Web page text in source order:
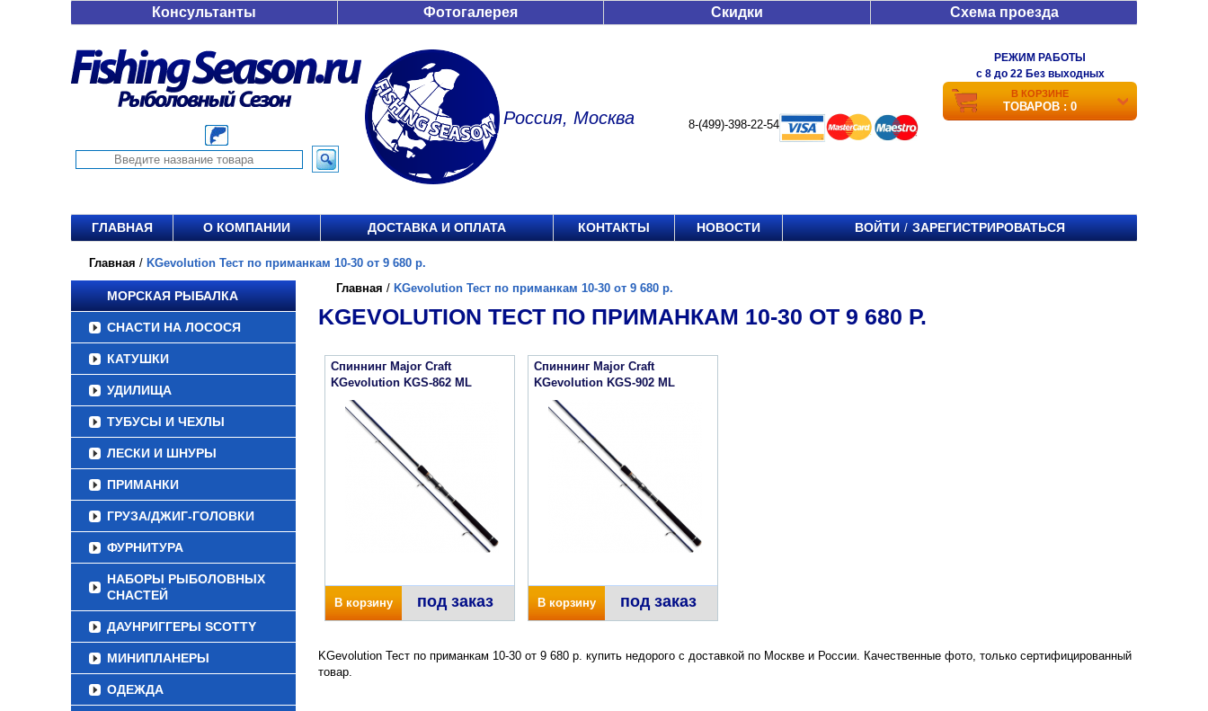
Консультанты Фотогалерея Скидки Схема проезда
Россия, Москва 8-(499)-398-22-54
РЕЖИМ РАБОТЫ
c 8 до 22 Без выходных
В КОРЗИНЕ
ТОВАРОВ : 0
ГЛАВНАЯ О КОМПАНИИ ДОСТАВКА И ОПЛАТА КОНТАКТЫ НОВОСТИ ВОЙТИ / ЗАРЕГИСТРИРОВАТЬСЯ
Главная / KGevolution Тест по приманкам 10-30 от 9 680 р.
МОРСКАЯ РЫБАЛКА
СНАСТИ НА ЛОСОСЯ
КАТУШКИ
УДИЛИЩА
ТУБУСЫ И ЧЕХЛЫ
ЛЕСКИ И ШНУРЫ
ПРИМАНКИ
ГРУЗА/ДЖИГ-ГОЛОВКИ
ФУРНИТУРА
НАБОРЫ РЫБОЛОВНЫХ
СНАСТЕЙ
ДАУНРИГГЕРЫ SCOTTY
МИНИПЛАНЕРЫ
ОДЕЖДА
Главная / KGevolution Тест по приманкам 10-30 от 9 680 р.
KGEVOLUTION ТЕСТ ПО ПРИМАНКАМ 10-30 ОТ 9 680 Р.
Спиннинг Major Craft
KGevolution KGS-862 ML
В корзину под заказ
Спиннинг Major Craft
KGevolution KGS-902 ML
В корзину под заказ
KGevolution Тест по приманкам 10-30 от 9 680 р. купить недорого с доставкой по Москве и России. Качественные фото, только сертифицированный
товар.